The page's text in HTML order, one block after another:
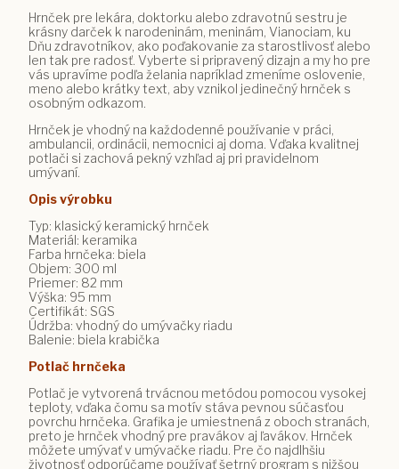
Hrnček pre lekára, doktorku alebo zdravotnú sestru je
krásny darček k narodeninám, meninám, Vianociam, ku
Dňu zdravotníkov, ako poďakovanie za starostlivosť alebo
len tak pre radosť. Vyberte si pripravený dizajn a my ho pre
vás upravíme podľa želania napríklad zmeníme oslovenie,
meno alebo krátky text, aby vznikol jedinečný hrnček s
osobným odkazom.
Hrnček je vhodný na každodenné používanie v práci,
ambulancii, ordinácii, nemocnici aj doma. Vďaka kvalitnej
potlači si zachová pekný vzhľad aj pri pravidelnom
umývaní.
Opis výrobku
Typ: klasický keramický hrnček
Materiál: keramika
Farba hrnčeka: biela
Objem: 300 ml
Priemer: 82 mm
Výška: 95 mm
Certifikát: SGS
Údržba: vhodný do umývačky riadu
Balenie: biela krabička
Potlač hrnčeka
Potlač je vytvorená trvácnou metódou pomocou vysokej
teploty, vďaka čomu sa motív stáva pevnou súčasťou
povrchu hrnčeka. Grafika je umiestnená z oboch stranách,
preto je hrnček vhodný pre pravákov aj ľavákov. Hrnček
môžete umývať v umývačke riadu. Pre čo najdlhšiu
životnosť odporúčame používať šetrný program s nižšou